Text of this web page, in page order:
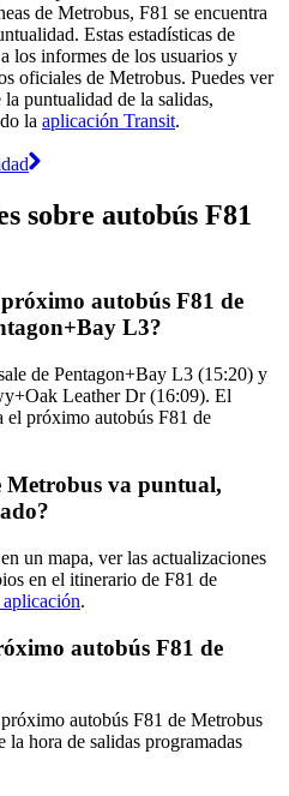
de Metrobus, F81 se encuentra
Estas estadísticas de
los informes de los usuarios y
oficiales de Metrobus. Puedes ver
puntualidad de la salidas,
la aplicación Transit.
sobre autobús F81
autobús F81 de
L3?
de Pentagon+Bay L3 (15:20) y
Leather Dr (16:09). El
el próximo autobús F81 de
Metrobus va puntual,
un mapa, ver las actualizaciones
en el itinerario de F81 de
aplicación.
autobús F81 de
autobús F81 de Metrobus
la hora de salidas programadas